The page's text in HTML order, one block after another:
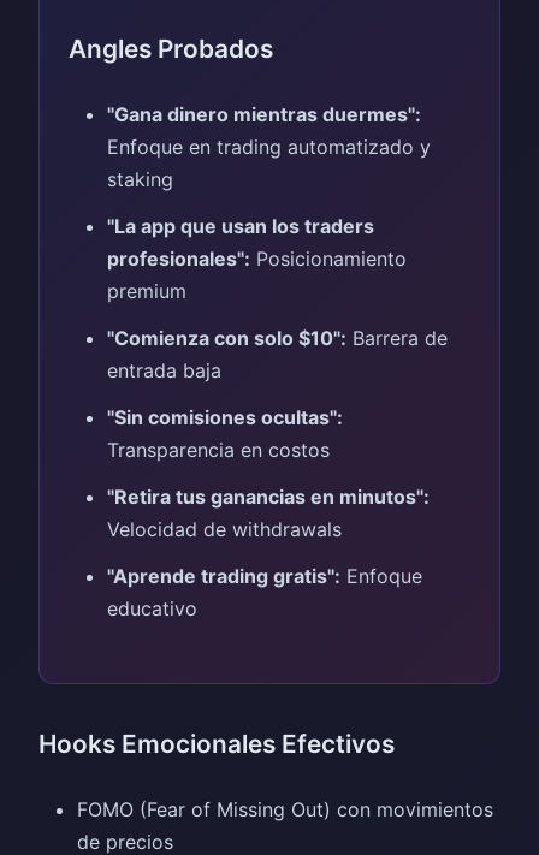
Angles Probados
"Gana dinero mientras duermes":
Enfoque en trading automatizado y
staking
"La app que usan los traders
profesionales": Posicionamiento
premium
"Comienza con solo $10": Barrera de
entrada baja
"Sin comisiones ocultas":
Transparencia en costos
"Retira tus ganancias en minutos":
Velocidad de withdrawals
"Aprende trading gratis": Enfoque
educativo
Hooks Emocionales Efectivos
FOMO (Fear of Missing Out) con movimientos
de precios